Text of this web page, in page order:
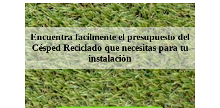
Encuentra facilmente el presupuesto del
Césped Reciclado que necesitas para tu
instalación